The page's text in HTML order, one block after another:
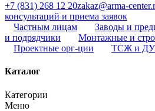
+7 (831) 268 12 20zakaz@arma-
консультаций и приема заявок
Частным лицам
Заводы и
и подрядчики
Монтажные и
Проектные орг-ции
ТСЖ и
Каталог
Категории
Меню